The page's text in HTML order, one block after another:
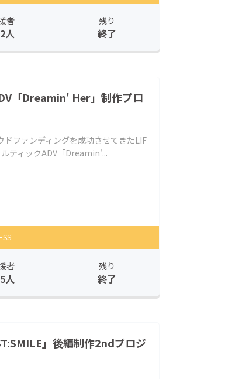
者
人
残り
終了
「Dreamin' Her」制作プロ
ドファンディングを成功させてきたLIF
ティックADV「Dreamin'...
者
人
残り
終了
」後編制作2ndプロジ